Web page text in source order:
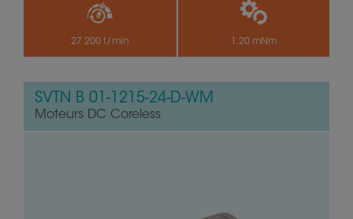
27 200 t/min 1.20 mNm
SVTN B 01-1215-24-D-WM
Moteurs DC Coreless